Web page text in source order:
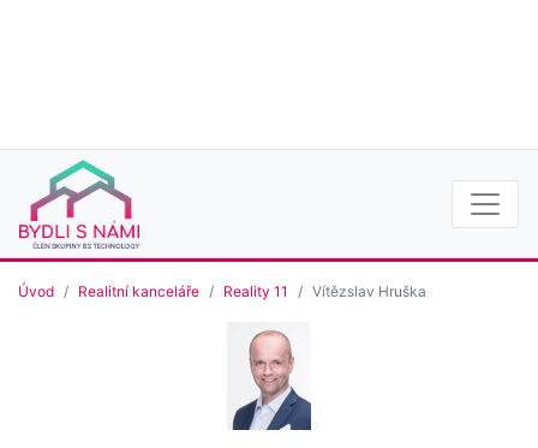
Úvod Realitní kanceláře Reality 11 Vítězslav Hruška